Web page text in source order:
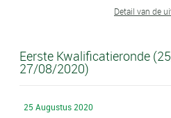
Detail van de
Eerste Kwalificatieronde
27/08/2020)
25 Augustus 2020